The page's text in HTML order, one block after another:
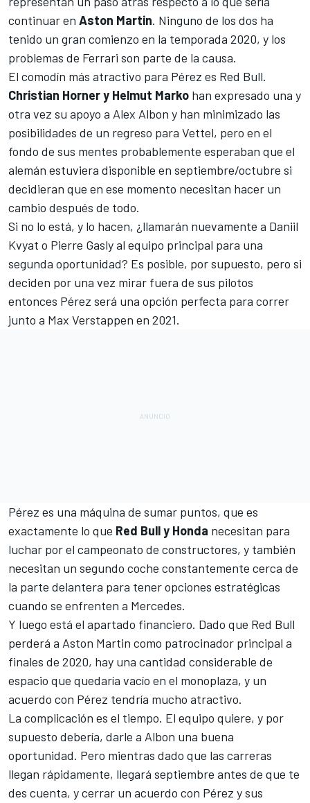
continuar en Aston Martin. Ninguno de los dos ha
tenido un gran comienzo en la temporada 2020, y los
problemas de Ferrari son parte de la causa.
El comodín más atractivo para Pérez es Red Bull.
Christian Horner y Helmut Marko han expresado una y
otra vez su apoyo a Alex Albon y han minimizado las
posibilidades de un regreso para Vettel, pero en el
fondo de sus mentes probablemente esperaban que el
alemán estuviera disponible en septiembre/octubre si
decidieran que en ese momento necesitan hacer un
cambio después de todo.
Si no lo está, y lo hacen, ¿llamarán nuevamente a Daniil
Kvyat o Pierre Gaslyal equipo principal para una
segunda oportunidad? Es posible, por supuesto, pero si
deciden por una vez mirar fuera de sus pilotos
entonces Pérez será una opción perfecta para correr
junto a Max Verstappen en 2021.
Pérez es una máquina de sumar puntos, que es
exactamente lo que Red Bull y Honda necesitan para
luchar por el campeonato de constructores, y también
necesitan un segundo coche constantemente cerca de
la parte delantera para tener opciones estratégicas
cuando se enfrenten a Mercedes.
Y luego está el apartado financiero. Dado que Red Bull
perderá a Aston Martin como patrocinador principal a
finales de 2020, hay una cantidad considerable de
espacio que quedaría vacío en el monoplaza, y un
acuerdo con Pérez tendría mucho atractivo.
La complicación es el tiempo. El equipo quiere, y por
supuesto debería, darle a Albon una buena
oportunidad. Pero mientras dado que las carreras
llegan rápidamente, llegará septiembre antes de que te
des cuenta, y cerrar un acuerdo con Pérez y sus